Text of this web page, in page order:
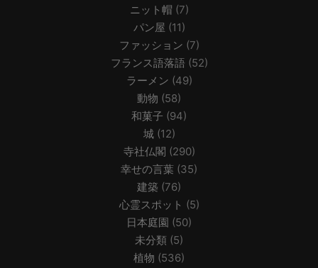
ニット帽 (7)
パン屋 (11)
ファッション (7)
フランス語落語 (52)
ラーメン (49)
動物 (58)
和菓子 (94)
城(12)
寺社仏閣 (290)
幸せの言葉 (35)
建築 (76)
心霊スポット (5)
日本庭園 (50)
未分類 (5)
植物 (536)